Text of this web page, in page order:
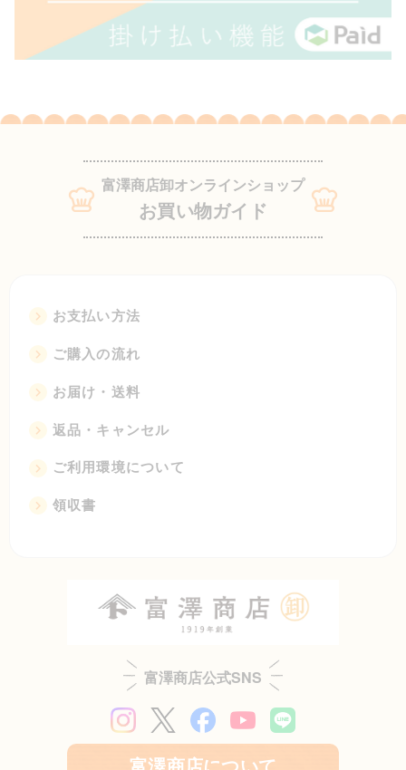
富澤商店卸オンラインショップ
お買い物ガイド
お支払い方法
ご購入の流れ
お届け・送料
返品・キャンセル
ご利用環境について
領収書
富澤商店公式SNS